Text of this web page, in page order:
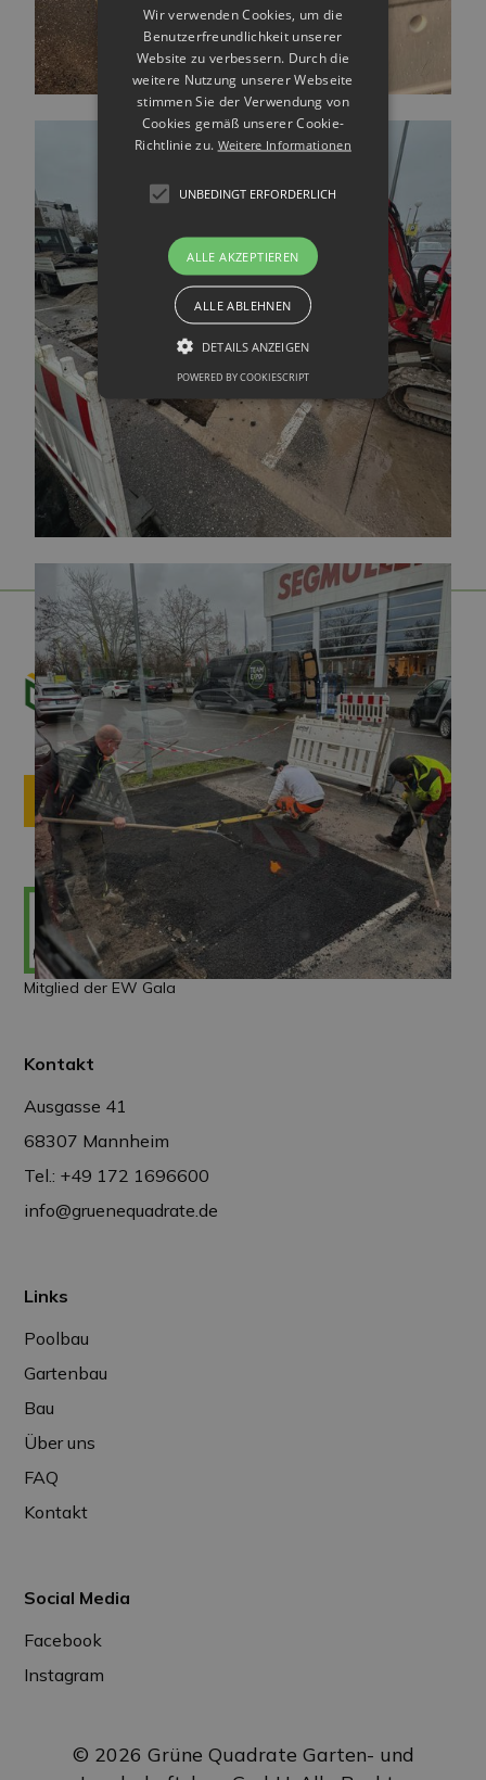
ANFRAGE
Mitglied der EW Gala
Kontakt
Ausgasse 41
68307 Mannheim
Tel.: +49 172 1696600
info@gruenequadrate.de
Links
Poolbau
Gartenbau
Bau
Über uns
FAQ
Kontakt
Social Media
Facebook
Instagram
© 2026 Grüne Quadrate Garten- und
Wir verwenden Cookies, um die
Benutzerfreundlichkeit unserer
Website zu verbessern. Durch die
weitere Nutzung unserer Webseite
stimmen Sie der Verwendung von
Cookies gemäß unserer Cookie-
Richtlinie zu. Weitere Informationen
UNBEDINGT ERFORDERLICH
ALLE AKZEPTIEREN
ALLE ABLEHNEN
DETAILS ANZEIGEN
POWERED BY COOKIESCRIPT